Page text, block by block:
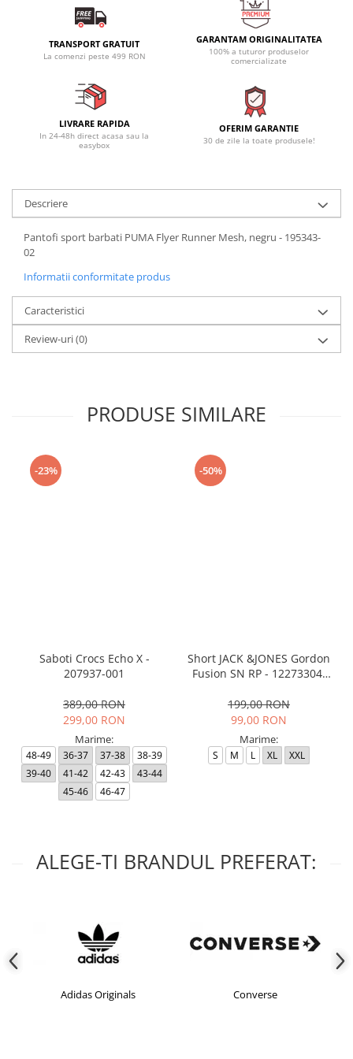
TRANSPORT GRATUIT
La comenzi peste 499 RON
GARANTAM ORIGINALITATEA
100% a tuturor produselor
comercializate
LIVRARE RAPIDA
In 24-48h direct acasa sau la
easybox
OFERIM GARANTIE
30 de zile la toate produsele!
Descriere
Pantofi sport barbati PUMA Flyer Runner Mesh, negru - 195343-
02
Informatii conformitate produs
Caracteristici
Review-uri(0)
PRODUSE SIMILARE
-23%
Saboti Crocs Echo X -
207937-001
389,00 RON
299,00 RON
Marime:
48-49 36-37 37-38
38-39
39-40
41-42 42-43
43-44
45-46
46-47
-50%
Short JACK &JONES Gordon
Fusion SN RP - 12273304-
199,00 RON
99,00 RON
Marime:
S M L XL XXL
ALEGE-TI BRANDUL PREFERAT:
Adidas Originals Converse